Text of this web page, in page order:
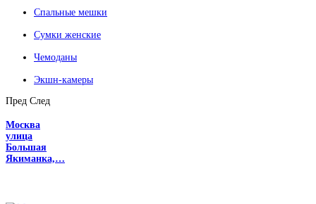
Спальные мешки
Сумки женские
Чемоданы
Экшн-камеры
Пред След
Москва
улица
Большая
Якиманка,…